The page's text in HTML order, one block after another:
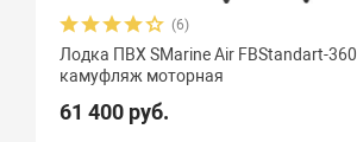
(6)
Лодка ПВХ SMarine Air FBStandart-360
камуфляж моторная
61 400 руб.